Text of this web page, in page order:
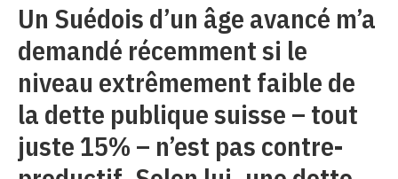
Un Suédois d’un âge avancé m’a
demandé récemment si le
niveau extrêmement faible de
la dette publique suisse – tout
juste 15% – n’est pas contre-